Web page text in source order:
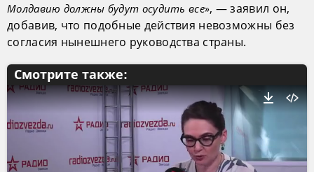
Молдавию должны будут осудить все», — заявил он,
добавив, что подобные действия невозможны без
согласия нынешнего руководства страны.
Смотрите также: